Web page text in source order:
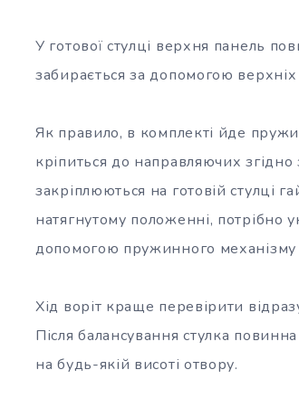
У готової стулці верхня панель
забирається за допомогою
Як правило, в комплекті йде
кріпиться до направляючих
закріплюються на готовій стулці
натягнутому положенні, потрібно
допомогою пружинного механізму
Хід воріт краще перевірити
Після балансування стулка
на будь-якій висоті отвору.